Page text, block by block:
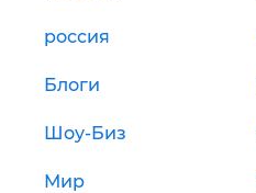
россия
Блоги
Шоу-Биз
Мир